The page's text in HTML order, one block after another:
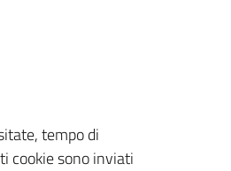
tempo di
cookie sono inviati